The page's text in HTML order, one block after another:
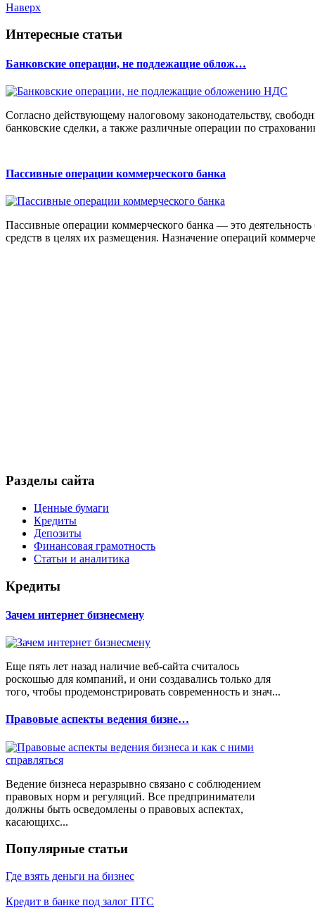
Наверх
Интересные статьи
Банковские операции, не подлежащие облож…
Согласно действующему налоговому законодательству,
банковские сделки, а также различные операции по
Пассивные операции коммерческого банка
Пассивные операции коммерческого банка — это
средств в целях их размещения. Назначение операций
Разделы сайта
Ценные бумаги
Кредиты
Депозиты
Финансовая грамотность
Статьи и аналитика
Кредиты
Зачем интернет бизнесмену
Еще пять лет назад наличие веб-сайта считалось
роскошью для компаний, и они создавались только для
того, чтобы продемонстрировать современность и знач...
Правовые аспекты ведения бизне…
Ведение бизнеса неразрывно связано с соблюдением
правовых норм и регуляций. Все предприниматели
должны быть осведомлены о правовых аспектах,
касающихс...
Популярные статьи
Где взять деньги на бизнес
Кредит в банке под залог ПТС